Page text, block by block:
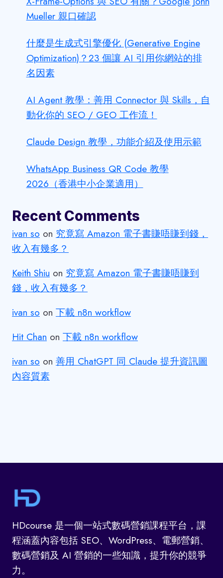
Mueller 親口確認
什麼是生成式引擎優化 (Generative Engine
Optimization)？23 個讓 AI 引用你網站的排
名因素
AI Agent 教學：善用 Connector 與 Skills，自
動化你的 SEO / GEO 工作流！
Claude Design 教學，功能介紹及使用示範
WhatsApp Business QR Code 教學
2026（香港中小企業適用）
Recent Comments
ivan so on 究竟寫 Amazon 電子書賺唔賺到錢，
收入有幾多？
Keith Shiu on 究竟寫 Amazon 電子書賺唔賺到
錢，收入有幾多？
ivan so on 下載 n8n workflow
Hit Chan on 下載 n8n workflow
ivan so on 善用 ChatGPT 同 Claude 提升資訊圖
內容質素
HDcourse 是一個一站式數碼營銷課程平台，課
程涵蓋內容包括 SEO、WordPress、電郵營銷、
數碼營銷及 AI 營銷的一些知識，提升你的競爭
力。